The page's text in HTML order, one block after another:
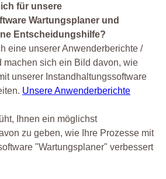
für unsere
Wartungsplaner und
Entscheidungshilfe?
eine unserer Anwenderberichte /
machen sich ein Bild davon, wie
unserer Instandhaltungssoftware
Unsere Anwenderberichte
Ihnen ein möglichst
zu geben, wie Ihre Prozesse mit
"Wartungsplaner" verbessert